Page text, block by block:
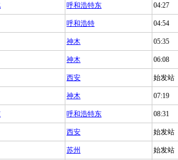
呼和浩特东 04:27
呼和浩特 04:54
神木 05:35
神木 06:08
西安 始发站
神木 07:19
呼和浩特东 08:31
西安 始发站
苏州 始发站